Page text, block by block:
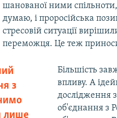
шанованої ними спільноти,
думаю, і проросійська
стресовій ситуації
переможця. Це теж
з
лише
Більшість
впливу. А
дослідження
об'єднання з